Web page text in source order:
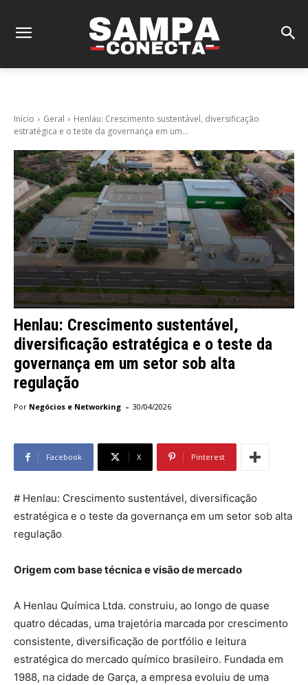
Início Geral
Henlau: Crescimento sustentável, diversificação
estratégica e o teste da governança em um...
Henlau: Crescimento sustentável,
diversificação estratégica e o teste da
governança em um setor sob alta
regulação
Por Negócios e Networking - 30/04/2026
Facebook X Pinterest
# Henlau: Crescimento sustentável, diversificação
estratégica e o teste da governança em um setor sob alta
regulação
Origem com base técnica e visão de mercado
A Henlau Química Ltda. construiu, ao longo de quase
quatro décadas, uma trajetória marcada por crescimento
consistente, diversificação de portfólio e leitura
estratégica do mercado químico brasileiro. Fundada em
1988, na cidade de Garça, a empresa evoluiu de uma